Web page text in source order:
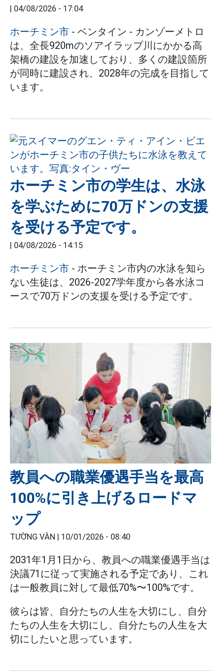
| 04/08/2026 - 17:04
ホーチミン市 - ベンタイン - カンゾーメトロ
は、全長920mのソアイラップ川にかかる高
架橋の建設を加速しており、多くの建設箇所
が同時に建設され、2028年の完成を目指して
います。
ホーチミン市の学生は、水泳
を学ぶために70万ドンの支援
を受ける予定です。
| 04/08/2026 - 14:15
ホーチミン市 - ホーチミン市内の水泳を知ら
ない生徒は、2026-2027学年度から各水泳コ
ースで70万ドンの支援を受ける予定です。
教員への職業優遇手当を最高
100%に引き上げるロードマ
ップ
TƯỜNG VÂN | 10/01/2026 - 08:40
2031年1月1日から、教員への職業優遇手当は
決議71に従って実施される予定であり、これ
は一般教員に対して最低70%〜100%です。
彼らは皆、自分たちの人生を大切にし、自分
たちの人生を大切にし、自分たちの人生を大
切にしたいと思っています。